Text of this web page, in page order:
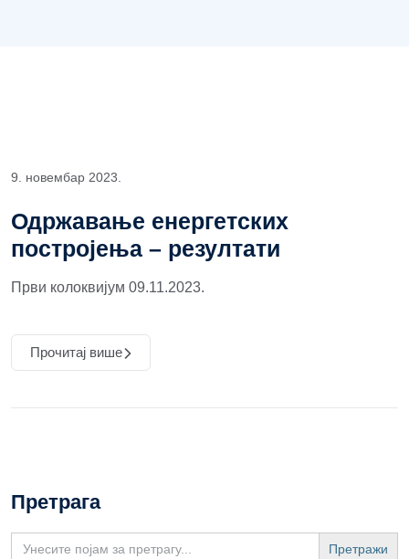
9. новембар 2023.
Одржавање енергетских
постројења – резултати
Први колоквијум 09.11.2023.
Прочитај више
Претрага
Search
for: